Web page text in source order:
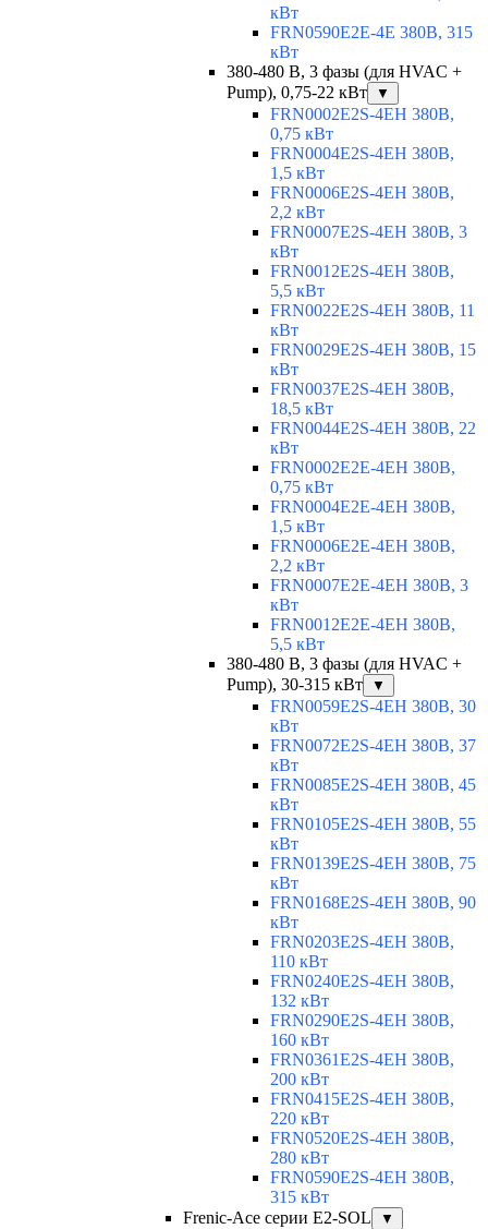
кВт
FRN0590E2E-4E 380В, 315
кВт
380-480 В, 3 фазы (для HVAC +
Pump), 0,75-22 кВт
▼
FRN0002E2S-4EH 380В,
0,75 кВт
FRN0004E2S-4EH 380В,
1,5 кВт
FRN0006E2S-4EH 380В,
2,2 кВт
FRN0007E2S-4EH 380В, 3
кВт
FRN0012E2S-4EH 380В,
5,5 кВт
FRN0022E2S-4EH 380В, 11
кВт
FRN0029E2S-4EH 380В, 15
кВт
FRN0037E2S-4EH 380В,
18,5 кВт
FRN0044E2S-4EH 380В, 22
кВт
FRN0002E2E-4EH 380В,
0,75 кВт
FRN0004E2E-4EH 380В,
1,5 кВт
FRN0006E2E-4EH 380В,
2,2 кВт
FRN0007E2E-4EH 380В, 3
кВт
FRN0012E2E-4EH 380В,
5,5 кВт
380-480 В, 3 фазы (для HVAC +
Pump), 30-315 кВт
▼
FRN0059E2S-4EH 380В, 30
кВт
FRN0072E2S-4EH 380В, 37
кВт
FRN0085E2S-4EH 380В, 45
кВт
FRN0105E2S-4EH 380В, 55
кВт
FRN0139E2S-4EH 380В, 75
кВт
FRN0168E2S-4EH 380В, 90
кВт
FRN0203E2S-4EH 380В,
110 кВт
FRN0240E2S-4EH 380В,
132 кВт
FRN0290E2S-4EH 380В,
160 кВт
FRN0361E2S-4EH 380В,
200 кВт
FRN0415E2S-4EH 380В,
220 кВт
FRN0520E2S-4EH 380В,
280 кВт
FRN0590E2S-4EH 380В,
315 кВт
Frenic-Ace серии E2-SOL
▼